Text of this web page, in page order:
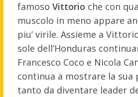
famoso Vittorio che con
muscolo in meno appare
piu’ virile. Assieme a
sole dell’Honduras
Francesco Coco e Nicola
continua a mostrare la sua
tanto da diventare leader